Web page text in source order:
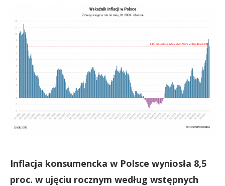
Inflacja konsumencka w Polsce wyniosła 8,5
proc. w ujęciu rocznym według wstępnych